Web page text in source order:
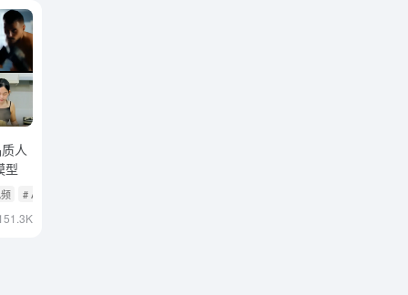
人
型
# AI开源项目